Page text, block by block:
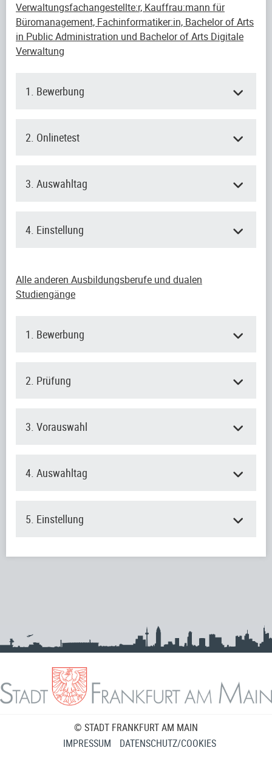
Verwaltungsfachangestellte:r, Kauffrau:mann für
Büromanagement, Fachinformatiker:in, Bachelor of Arts
in Public Administration und Bachelor of Arts Digitale
Verwaltung
1. Bewerbung
2. Onlinetest
3. Auswahltag
4. Einstellung
Alle anderen Ausbildungsberufe und dualen
Studiengänge
1. Bewerbung
2. Prüfung
3. Vorauswahl
4. Auswahltag
5. Einstellung
© STADT FRANKFURT AM MAIN
IMPRESSUM
DATENSCHUTZ/COOKIES